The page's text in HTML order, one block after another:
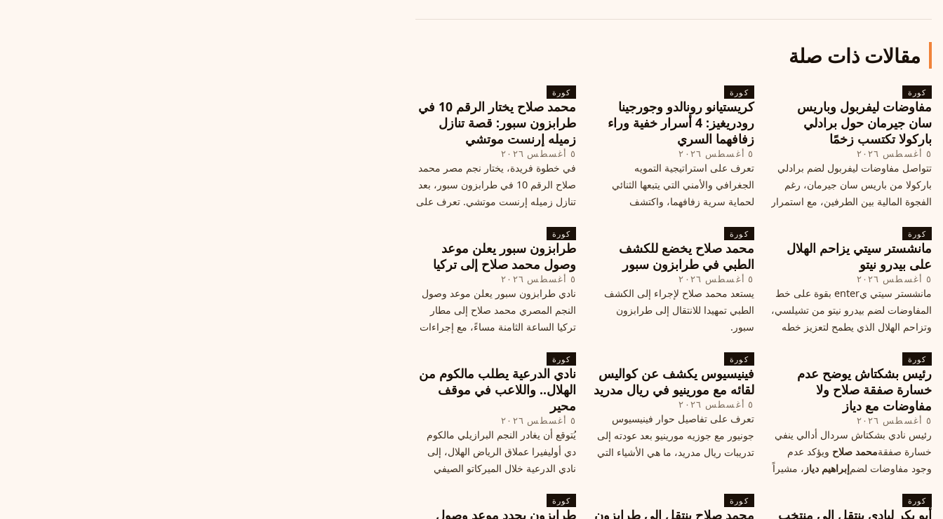
مقالات ذات صلة
كورة
مفاوضات ليفربول وباريس
سان جيرمان حول برادلي
باركولا تكتسب زخمًا
٥ أغسطس ٢٠٢٦
تتواصل مفاوضات ليفربول لضم برادلي
باركولا من باريس سان جيرمان، رغم
الفجوة المالية بين الطرفين، مع استمرار
إغلاق سوق الانتقالات
كورة
كريستيانو رونالدو وجورجينا
رودريغيز: 4 أسرار خفية وراء
زفافهما السري
٥ أغسطس ٢٠٢٦
تعرف على استراتيجية التمويه
الجغرافي والأمني التي يتبعها الثنائي
لحماية سرية زفافهما، واكتشف
في البرتغال، واعرف ما هي الخطوات
القادمة في هذا الحدث العالمي
كورة
محمد صلاح يختار الرقم 10 في
طرابزون سبور: قصة تنازل
زميله إرنست موتشي
٥ أغسطس ٢٠٢٦
في خطوة فريدة، يختار نجم مصر محمد
صلاح الرقم 10 في طرابزون سبور، بعد
تنازل زميله إرنست موتشي. تعرف على
كورة
مانشستر سيتي يزاحم الهلال
على بيدرو نيتو
٥ أغسطس ٢٠٢٦
مانشستر سيتي يenter بقوة على خط
المفاوضات لضم بيدرو نيتو من تشيلسي،
وتزاحم الهلال الذي يطمح لتعزيز خطه
كورة
محمد صلاح يخضع للكشف
الطبي في طرابزون سبور
٥ أغسطس ٢٠٢٦
يستعد محمد صلاح لإجراء إلى الكشف
الطبي تمهيدا للانتقال إلى طرابزون
سبور.
كورة
طرابزون سبور يعلن موعد
وصول محمد صلاح إلى تركيا
٥ أغسطس ٢٠٢٦
نادي طرابزون سبور يعلن موعد وصول
النجم المصري محمد صلاح إلى مطار
تركيا الساعة الثامنة مساءً، مع إجراءات
جديد ومكافآت مالية.
كورة
رئيس بشكتاش يوضح عدم
خسارة صفقة صلاح ولا
مفاوضات مع دياز
٥ أغسطس ٢٠٢٦
رئيس نادي بشكتاش سردال أدالي ينفي
خسارة صفقةمحمد صلاح ويؤكد عدم
وجود مفاوضات لضمإبراهيم دياز ، مشيراً
محتملة أخرى.
كورة
فينيسيوس يكشف عن كواليس
لقائه مع مورينيو في ريال مدريد
٥ أغسطس ٢٠٢٦
تعرف على تفاصيل حوار فينيسيوس
جونيور مع جوزيه مورينيو بعد عودته إلى
تدريبات ريال مدريد، ما هي الأشياء التي
كورة
نادي الدرعية يطلب مالكوم من
الهلال.. واللاعب في موقف
محير
٥ أغسطس ٢٠٢٦
يُتوقع أن يغادر النجم البرازيلي مالكوم
دي أوليفيرا عملاق الرياض الهلال، إلى
نادي الدرعية خلال الميركاتو الصيفي
هذا الانتقال، وسط تقارير تفيد أن الهلال
كورة
أبو بكر ليادي ينتقل إلى منتخب
كورة
محمد صلاح ينتقل إلى طرابزون
كورة
طرابزون يحدد موعد وصول